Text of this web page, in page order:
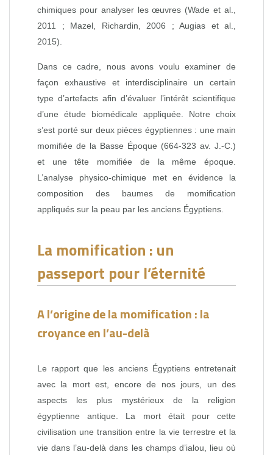
chimiques pour analyser les œuvres (Wade et al.,
2011 ; Mazel, Richardin, 2006 ; Augias et al.,
2015)
Dans ce cadre, nous avons voulu examiner de
façon exhaustive et interdisciplinaire un certain
type d’artefacts afin d’évaluer l’intérêt scientifique
d’une étude biomédicale appliquée. Notre choix
s’est porté sur deux pièces égyptiennes: une main
momifiée de la Basse Époque (664-323 av. J.-C.)
et une tête momifiée de la même époque.
L’analyse physico-chimique met en évidence la
composition des baumes de momification
appliqués sur la peau par les anciens Égyptiens.
La momification : un
passeport pour l’éternité
A l’origine de la momification : la
croyance en l’au-delà
Le rapport que les anciens Égyptiens entretenait
avec la mort est, encore de nos jours, un des
aspects les plus mystérieux de la religion
égyptienne antique. La mort était pour cette
civilisation une transition entre la vie terrestre et la
vie dans l’au-delà dans les champs d’ialou, lieu où